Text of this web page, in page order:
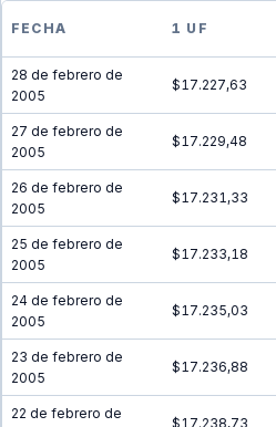
FECHA 1 UF
28 de febrero de
2005
$17.227,63
27 de febrero de
2005
$17.229,48
26 de febrero de
2005
$17.231,33
25 de febrero de
2005
$17.233,18
24 de febrero de
2005
$17.235,03
23 de febrero de
2005
$17.236,88
22 de febrero de
$17.238,73